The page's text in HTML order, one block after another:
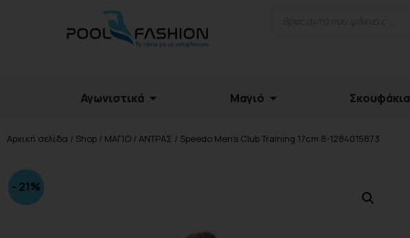
Αγωνιστικά Μαγιό Σκουφάκια
Αρχική σελίδα / Shop / ΜΑΓΙΟ / ΑΝΤΡΑΣ / Speedo Men’s Club Training 17cm 8-1284015873
- 21%